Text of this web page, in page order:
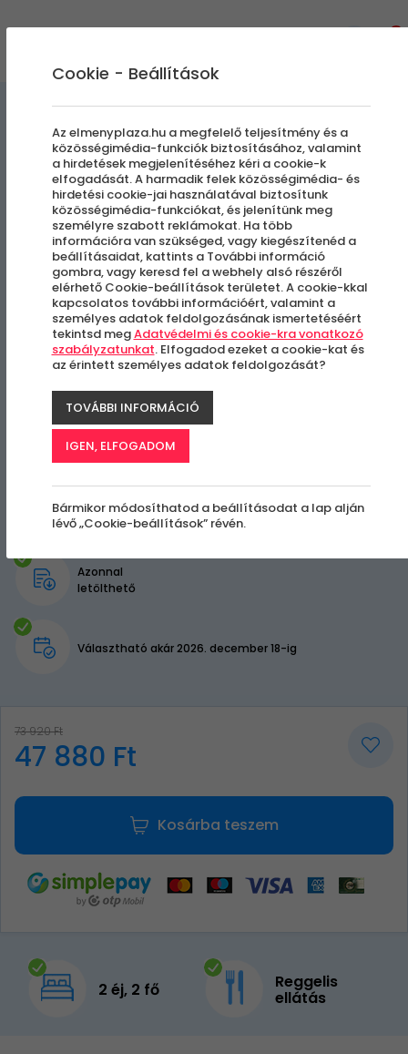
SIROCAVE Barlang Apartmanok
Hosszú Érvényesség
Sirok
-35%
Azonnal
letölthető
Választható akár 2026. december 18-ig
73 920 Ft
47 880 Ft
Kosárba teszem
2 éj, 2 fő Reggelis
ellátás
Cookie - Beállítások
Az elmenyplaza.hu a megfelelő teljesítmény és a
közösségimédia-funkciók biztosításához, valamint
a hirdetések megjelenítéséhez kéri a cookie-k
elfogadását. A harmadik felek közösségimédia- és
hirdetési cookie-jai használatával biztosítunk
közösségimédia-funkciókat, és jelenítünk meg
személyre szabott reklámokat. Ha több
információra van szükséged, vagy kiegészítenéd a
beállításaidat, kattints a További információ
gombra, vagy keresd fel a webhely alsó részéről
elérhető Cookie-beállítások területet. A cookie-kkal
kapcsolatos további információért, valamint a
személyes adatok feldolgozásának ismertetéséért
tekintsd megAdatvédelmi és cookie-kra vonatkozó
szabályzatunkat. Elfogadod ezeket a cookie-kat és
az érintett személyes adatok feldolgozását?
TOVÁBBI INFORMÁCIÓ
IGEN, ELFOGADOM
Bármikor módosíthatod a beállításodat a lap alján
lévő „Cookie-beállítások” révén.